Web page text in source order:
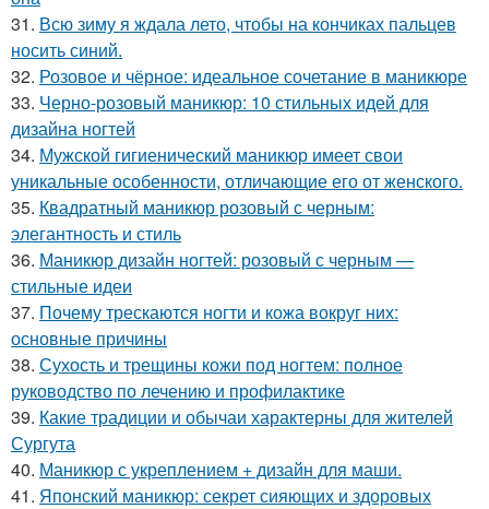
31. Всю зиму я ждала лето, чтобы на кончиках пальцев
носить синий.
32. Розовое и чёрное: идеальное сочетание в маникюре
33. Черно-розовый маникюр: 10 стильных идей для
дизайна ногтей
34. Мужской гигиенический маникюр имеет свои
уникальные особенности, отличающие его от женского.
35. Квадратный маникюр розовый с черным:
элегантность и стиль
36. Маникюр дизайн ногтей: розовый с черным —
стильные идеи
37. Почему трескаются ногти и кожа вокруг них:
основные причины
38. Сухость и трещины кожи под ногтем: полное
руководство по лечению и профилактике
39. Какие традиции и обычаи характерны для жителей
Сургута
40. Маникюр с укреплением + дизайн для маши.
41. Японский маникюр: секрет сияющих и здоровых